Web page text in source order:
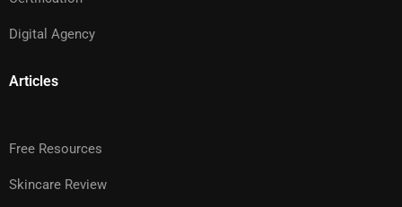
Digital Agency
Articles
Free Resources
Skincare Review